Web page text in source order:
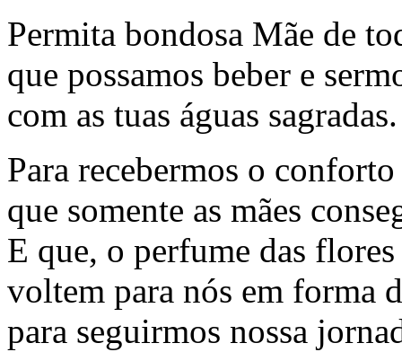
Permita bondosa Mãe de
que possamos beber e
com as tuas águas sagradas.
Para recebermos o
que somente as mães
E que, o perfume das
voltem para nós em forma
para seguirmos nossa